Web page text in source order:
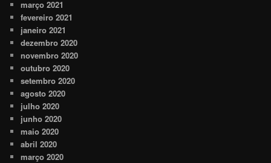
março 2021
fevereiro 2021
janeiro 2021
dezembro 2020
novembro 2020
outubro 2020
setembro 2020
agosto 2020
julho 2020
junho 2020
maio 2020
abril 2020
março 2020